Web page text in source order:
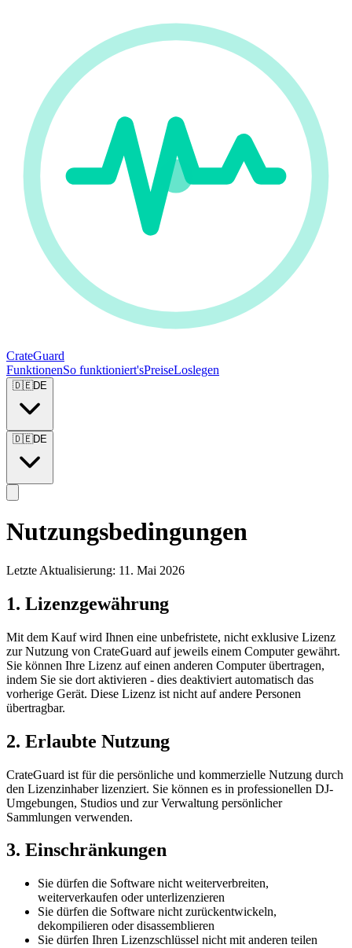
CrateGuard
FunktionenSo funktioniert'sPreiseLoslegen
🇩🇪DE
🇩🇪DE
Nutzungsbedingungen
Letzte Aktualisierung: 11. Mai 2026
1. Lizenzgewährung
Mit dem Kauf wird Ihnen eine unbefristete, nicht exklusive Lizenz
zur Nutzung von CrateGuard auf jeweils einem Computer gewährt.
Sie können Ihre Lizenz auf einen anderen Computer übertragen,
indem Sie sie dort aktivieren - dies deaktiviert automatisch das
vorherige Gerät. Diese Lizenz ist nicht auf andere Personen
übertragbar.
2. Erlaubte Nutzung
CrateGuard ist für die persönliche und kommerzielle Nutzung durch
den Lizenzinhaber lizenziert. Sie können es in professionellen DJ-
Umgebungen, Studios und zur Verwaltung persönlicher
Sammlungen verwenden.
3. Einschränkungen
Sie dürfen die Software nicht weiterverbreiten,
weiterverkaufen oder unterlizenzieren
Sie dürfen die Software nicht zurückentwickeln,
dekompilieren oder disassemblieren
Sie dürfen Ihren Lizenzschlüssel nicht mit anderen teilen